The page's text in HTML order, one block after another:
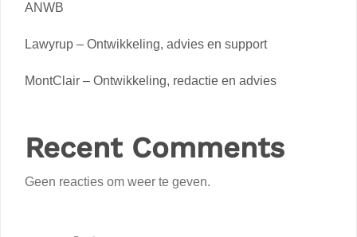
ANWB
Lawyrup – Ontwikkeling, advies en support
MontClair – Ontwikkeling, redactie en advies
Recent Comments
Geen reacties om weer te geven.